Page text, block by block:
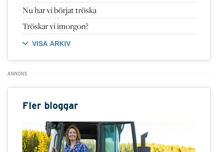
Nu har vi börjat tröska
Tröskar vi imorgon?
VISA ARKIV
Fler bloggar